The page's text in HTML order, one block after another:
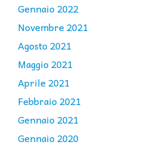
Gennaio 2022
Novembre 2021
Agosto 2021
Maggio 2021
Aprile 2021
Febbraio 2021
Gennaio 2021
Gennaio 2020